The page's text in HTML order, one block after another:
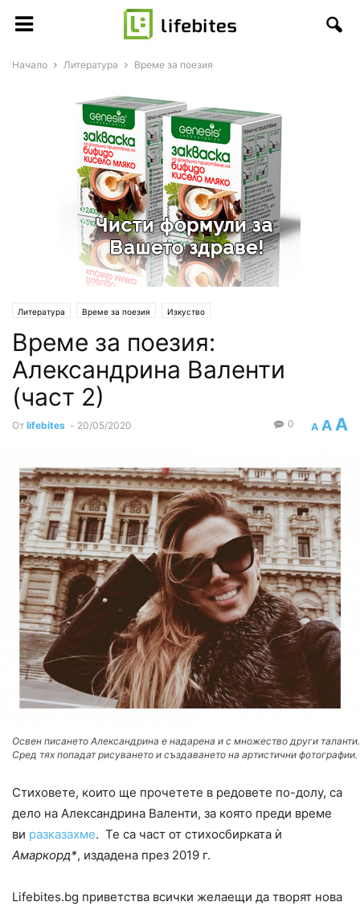
Начало Литература Време за поезия
Литература Време за поезия Изкуство
Време за поезия:
Александрина Валенти
(част 2)
От lifebites - 20/05/2020 A A A
0
Освен писането Александрина е надарена и с множество други таланти.
Сред тях попадат рисуването и създаването на артистични фотографии.
Стиховете, които ще прочетете в редовете по-долу, са
дело на Александрина Валенти, за която преди време
ви разказахме. Те са част от стихосбирката ѝ
Амаркорд*, издадена през 2019 г.
Lifebites.bg приветства всички желаещи да творят нова